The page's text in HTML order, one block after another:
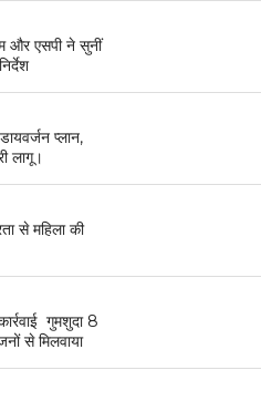
और एसपी ने सुनीं
प्लान,
लागू।
से महिला की
गुमशुदा 8
से मिलवाया